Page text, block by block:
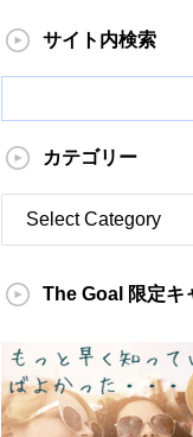
サイト内検索
カテゴリー
The Goal 限定キ